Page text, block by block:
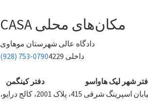
مکان‌های محلی CASA
دادگاه عالی شهرستان موهاوی
(928) 753-0790
داخلی 4229
دفتر کینگمن
شهر لیک هاواسو
اسپرینگ شرقی 415، پلاک 2001، کالج درایو،